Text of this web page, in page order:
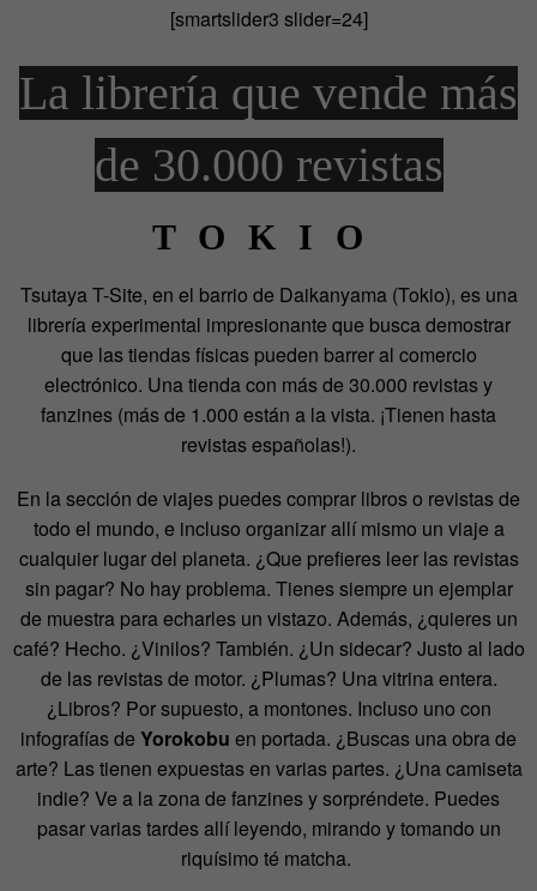
[smartslider3 slider=24]
La librería que vende más
de 30.000 revistas
TOKIO
Tsutaya T-Site, en el barrio de Daikanyama (Tokio), es una
librería experimental impresionante que busca demostrar
que las tiendas físicas pueden barrer al comercio
electrónico. Una tienda con más de 30.000 revistas y
fanzines (más de 1.000 están a la vista. ¡Tienen hasta
revistas españolas!).
En la sección de viajes puedes comprar libros o revistas de
todo el mundo, e incluso organizar allí mismo un viaje a
cualquier lugar del planeta. ¿Que prefieres leer las revistas
sin pagar? No hay problema. Tienes siempre un ejemplar
de muestra para echarles un vistazo. Además, ¿quieres un
café? Hecho. ¿Vinilos? También. ¿Un sidecar? Justo al lado
de las revistas de motor. ¿Plumas? Una vitrina entera.
¿Libros? Por supuesto, a montones. Incluso uno con
infografías de Yorokobu en portada. ¿Buscas una obra de
arte? Las tienen expuestas en varias partes. ¿Una camiseta
indie? Ve a la zona de fanzines y sorpréndete. Puedes
pasar varias tardes allí leyendo, mirando y tomando un
riquísimo té matcha.